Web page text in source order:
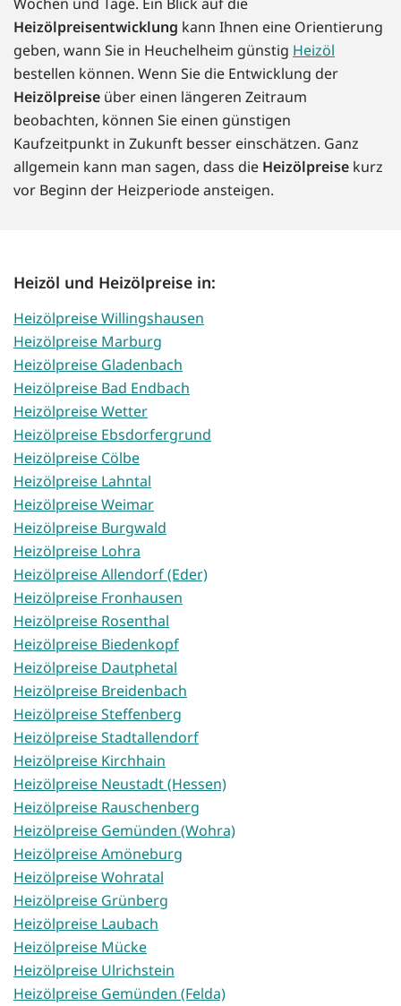
Heizölpreisentwicklung kann Ihnen eine Orientierung
geben, wann Sie in Heuchelheim günstig Heizöl
bestellen können. Wenn Sie die Entwicklung der
Heizölpreise über einen längeren Zeitraum
beobachten, können Sie einen günstigen
Kaufzeitpunkt in Zukunft besser einschätzen. Ganz
allgemein kann man sagen, dass die Heizölpreise kurz
vor Beginn der Heizperiode ansteigen.
Heizöl und Heizölpreise in:
Heizölpreise Willingshausen
Heizölpreise Marburg
Heizölpreise Gladenbach
Heizölpreise Bad Endbach
Heizölpreise Wetter
Heizölpreise Ebsdorfergrund
Heizölpreise Cölbe
Heizölpreise Lahntal
Heizölpreise Weimar
Heizölpreise Burgwald
Heizölpreise Lohra
Heizölpreise Allendorf (Eder)
Heizölpreise Fronhausen
Heizölpreise Rosenthal
Heizölpreise Biedenkopf
Heizölpreise Dautphetal
Heizölpreise Breidenbach
Heizölpreise Steffenberg
Heizölpreise Stadtallendorf
Heizölpreise Kirchhain
Heizölpreise Neustadt (Hessen)
Heizölpreise Rauschenberg
Heizölpreise Gemünden (Wohra)
Heizölpreise Amöneburg
Heizölpreise Wohratal
Heizölpreise Grünberg
Heizölpreise Laubach
Heizölpreise Mücke
Heizölpreise Ulrichstein
Heizölpreise Gemünden (Felda)